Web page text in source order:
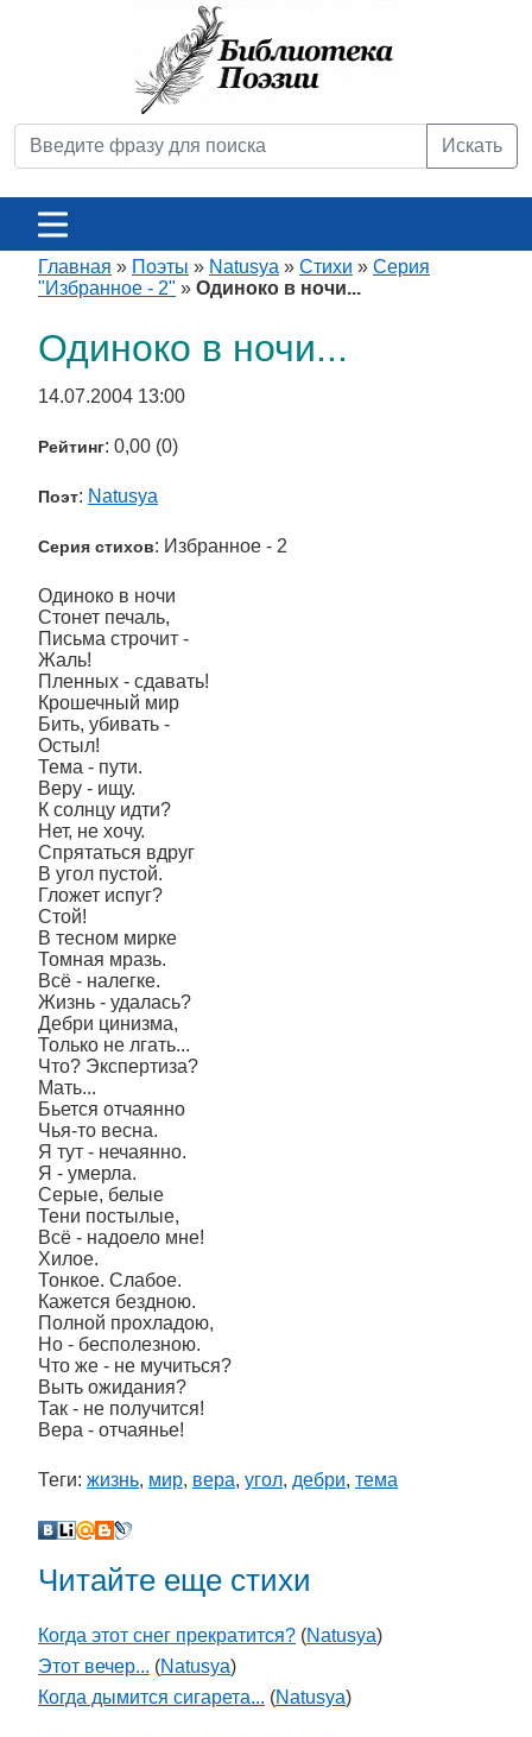
Искать
Главная » Поэты » Natusya » Стихи » Серия
"Избранное - 2" » Одиноко в ночи...
Одиноко в ночи...
14.07.2004 13:00
Рейтинг: 0,00 (0)
Поэт: Natusya
Серия стихов: Избранное - 2
Одиноко в ночи
Стонет печаль,
Письма строчит -
Жаль!
Пленных - сдавать!
Крошечный мир
Бить, убивать -
Остыл!
Тема - пути.
Веру - ищу.
К солнцу идти?
Нет, не хочу.
Спрятаться вдруг
В угол пустой.
Гложет испуг?
Стой!
В тесном мирке
Томная мразь.
Всё - налегке.
Жизнь - удалась?
Дебри цинизма,
Только не лгать...
Что? Экспертиза?
Мать...
Бьется отчаянно
Чья-то весна.
Я тут - нечаянно.
Я - умерла.
Серые, белые
Тени постылые,
Всё - надоело мне!
Хилое.
Тонкое. Слабое.
Кажется бездною.
Полной прохладою,
Но - бесполезною.
Что же - не мучиться?
Выть ожидания?
Так - не получится!
Вера - отчаянье!
Теги: жизнь, мир, вера, угол, дебри, тема
Читайте еще стихи
Когда этот снег прекратится? (Natusya)
Этот вечер... (Natusya)
Когда дымится сигарета... (Natusya)